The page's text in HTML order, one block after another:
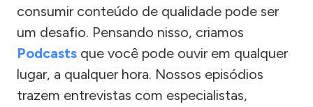
consumir conteúdo de qualidade pode ser
um desafio. Pensando nisso, criamos
Podcasts que você pode ouvir em qualquer
lugar, a qualquer hora. Nossos episódios
trazem entrevistas com especialistas,